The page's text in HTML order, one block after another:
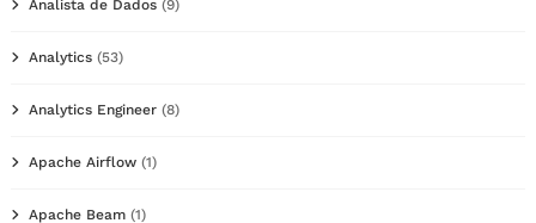
Analista de Dados (9)
Analytics (53)
Analytics Engineer (8)
Apache Airflow (1)
Apache Beam (1)